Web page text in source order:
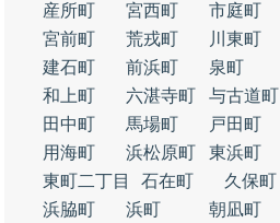
産所町
宮西町 市庭町
宮前町
荒戎町 川東町
建石町
前浜町 泉町
和上町
六湛寺町 与古道町
田中町
馬場町 戸田町
用海町
浜松原町 東浜町
東町二丁目
石在町 久保町
浜脇町
浜町 朝凪町